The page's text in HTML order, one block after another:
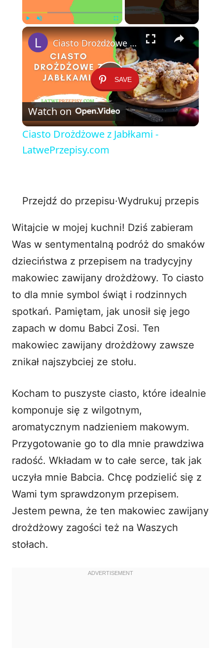
×
SAVE
P
l
V
i
d
e
o
Ciasto Drożdżowe z Jabłkami - LatwePrzepisy.com
Watch on
Ciasto Drożdżowe z Jabłkami -
LatwePrzepisy.com
Przejdź do przepisu·Wydrukuj przepis
Witajcie w mojej kuchni! Dziś zabieram
Was w sentymentalną podróż do smaków
dzieciństwa z przepisem na tradycyjny
makowiec zawijany drożdżowy. To ciasto
to dla mnie symbol świąt i rodzinnych
spotkań. Pamiętam, jak unosił się jego
zapach w domu Babci Zosi. Ten
makowiec zawijany drożdżowy zawsze
znikał najszybciej ze stołu.
Kocham to puszyste ciasto, które idealnie
komponuje się z wilgotnym,
aromatycznym nadzieniem makowym.
Przygotowanie go to dla mnie prawdziwa
radość. Wkładam w to całe serce, tak jak
uczyła mnie Babcia. Chcę podzielić się z
Wami tym sprawdzonym przepisem.
Jestem pewna, że ten makowiec zawijany
drożdżowy zagości też na Waszych
stołach.